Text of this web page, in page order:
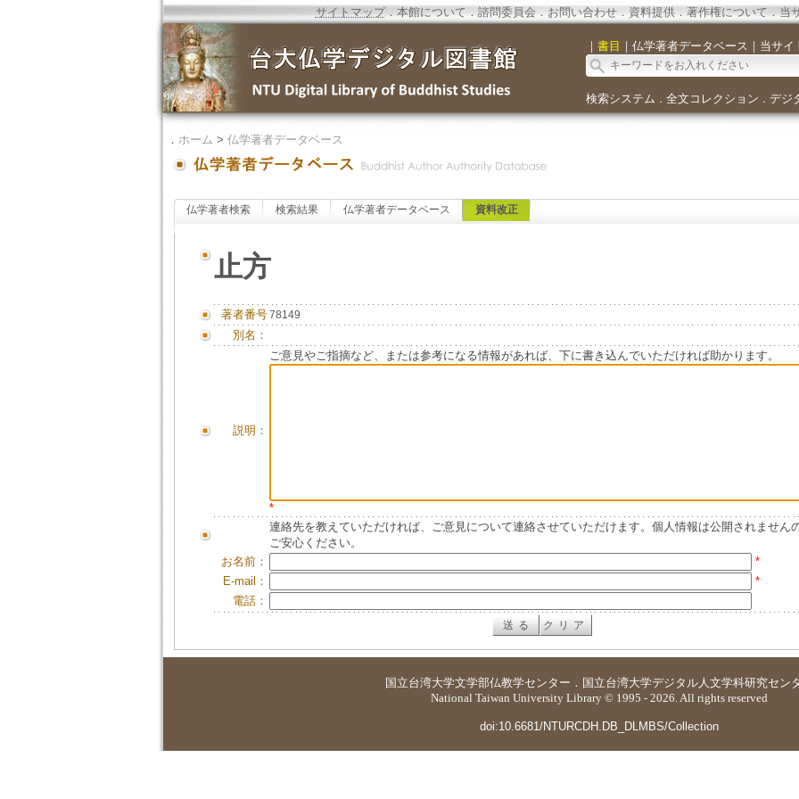
サイトマップ．本館について．諮問委員会． お問い合わせ． 資料提供．著作権について．当
｜ 書目 ｜ 仏学著者データベース ｜ 当サイ
検索システム ． 全文コレクション ． デジ
． ホーム > 仏学著者データベース
仏学著者検索 検索結果 仏学著者データベース 資料改正
止方
著者番号78149
別名：
説明：
ご意見やご指摘など、または参考になる情報があれば、下に書き込んでいただければ助かります。
*
連絡先を教えていただければ、ご意見について連絡させていただけます。個人情報は公開されません
ご安心ください。
お名前：
*
E-mail：
*
電話：
国立台湾大学文学部仏教学センター ． 国立台湾大学デジタル人文学科研究セン
National Taiwan University Library © 1995 - 2026. All rights reserved
doi:10.6681/NTURCDH.DB_DLMBS/Collection